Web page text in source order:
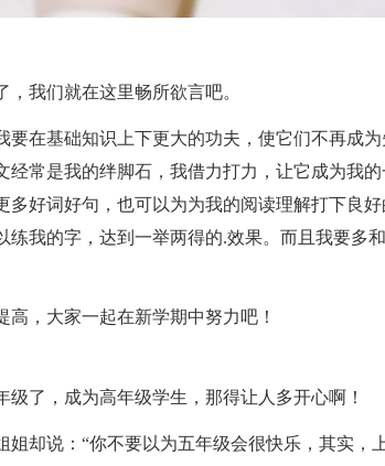
我们就在这里畅所欲言吧。
在基础知识上下更大的功夫，使它们不再成为
经常是我的绊脚石，我借力打力，让它成为我
多好词好句，也可以为为我的阅读理解打下良
练我的字，达到一举两得的.效果。而且我要多
，大家一起在新学期中努力吧！
了，成为高年级学生，那得让人多开心啊！
却说：“你不要以为五年级会很快乐，其实，